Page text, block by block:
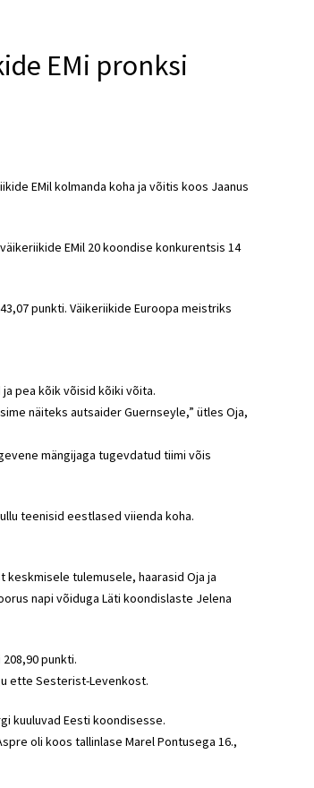
EMi pronksi
EMil kolmanda koha ja võitis koos Jaanus
EMil 20 koondise konkurentsis 14
punkti. Väikeriikide Euroopa meistriks
pea kõik võisid kõiki võita.
näiteks autsaider Guernseyle,” ütles Oja,
mängijaga tugevdatud tiimi võis
teenisid eestlased viienda koha.
keskmisele tulemusele, haarasid Oja ja
napi võiduga Läti koondislaste Jelena
punkti.
ette Sesterist-Levenkost.
kuuluvad Eesti koondisesse.
oli koos tallinlase Marel Pontusega 16.,